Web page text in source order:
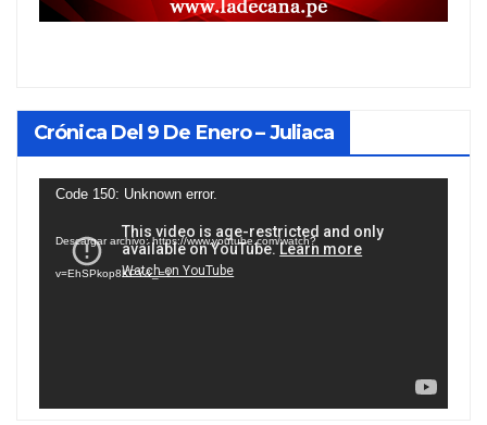
Crónica Del 9 De Enero – Juliaca
Reproductor
vídeo
Code 150: Unknown error.
Descargar archivo: https://www.youtube.com/watch?
v=EhSPkop8KPY&_=1